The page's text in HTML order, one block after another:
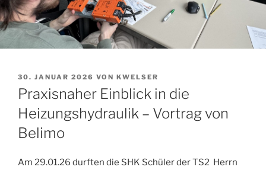
VERÖFFENTLICHT
AM
30. JANUAR 2026 VON KWELSER
Praxisnaher Einblick in die
Heizungshydraulik – Vortrag von
Belimo
Am 29.01.26 durften die SHK Schüler der TS2 Herrn